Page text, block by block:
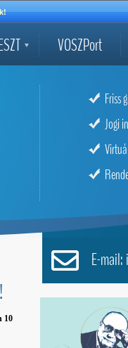
VOSZPort
Friss
Jogi
10
E-